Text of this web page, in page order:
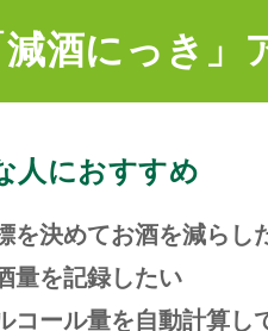
減酒にっき」
人におすすめ
を決めてお酒を減らし
量を記録したい
コール量を自動計算し